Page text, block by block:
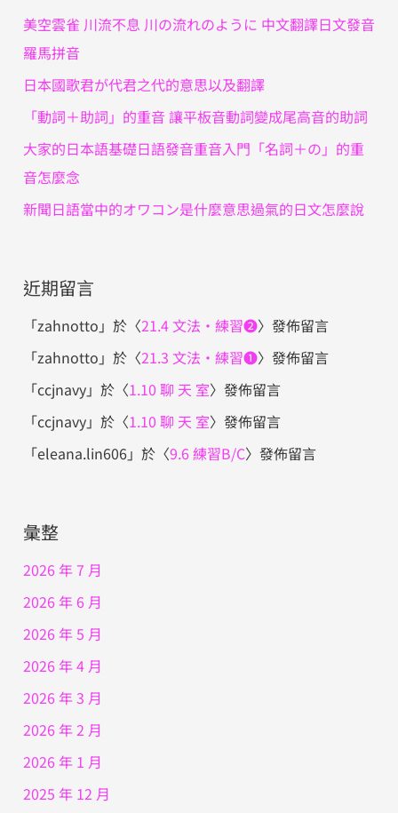
字
:
美空雲雀 川流不息 川の流れのように 中文翻譯日文發音
羅馬拼音
日本國歌君が代君之代的意思以及翻譯
「動詞＋助詞」的重音 讓平板音動詞變成尾高音的助詞
大家的日本語基礎日語發音重音入門「名詞＋の」的重
音怎麼念
新聞日語當中的オワコン是什麼意思過氣的日文怎麼說
近期留言
「zahnotto 」於〈21.4 文法・練習❷〉發佈留言
「zahnotto 」於〈21.3 文法・練習❶〉發佈留言
「ccjnavy」於〈1.10 聊 天 室〉發佈留言
「ccjnavy」於〈1.10 聊 天 室〉發佈留言
「eleana.lin606」於〈9.6 練習B/C〉發佈留言
彙整
2026 年 7 月
2026 年 6 月
2026 年 5 月
2026 年 4 月
2026 年 3 月
2026 年 2 月
2026 年 1 月
2025 年 12 月